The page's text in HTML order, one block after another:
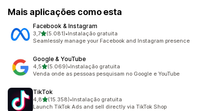
Mais aplicações como esta
Facebook & Instagram
3,7de 5 estrelas
(5.081)
5081 total de avaliações
•Instalação gratuita
Seamlessly manage your Facebook and Instagram presence
Google & YouTube
4,5de 5 estrelas
(5.069)
5069 total de avaliações
•Instalação gratuita
Venda onde as pessoas pesquisam no Google e YouTube
TikTok
4,8de 5 estrelas
(15.358)
15358 total de avaliações
•Instalação gratuita
Launch TikTok Ads and sell directly via TikTok Shop